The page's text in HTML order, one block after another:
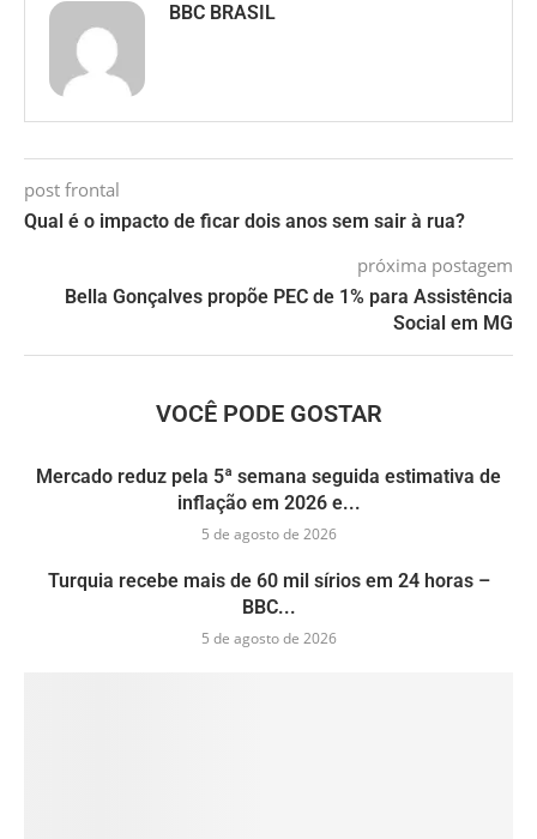
BBC BRASIL
post frontal
Qual é o impacto de ficar dois anos sem sair à rua?
próxima postagem
Bella Gonçalves propõe PEC de 1% para Assistência
Social em MG
VOCÊ PODE GOSTAR
Mercado reduz pela 5ª semana seguida estimativa de
inflação em 2026 e...
5 de agosto de 2026
Turquia recebe mais de 60 mil sírios em 24 horas –
BBC...
5 de agosto de 2026